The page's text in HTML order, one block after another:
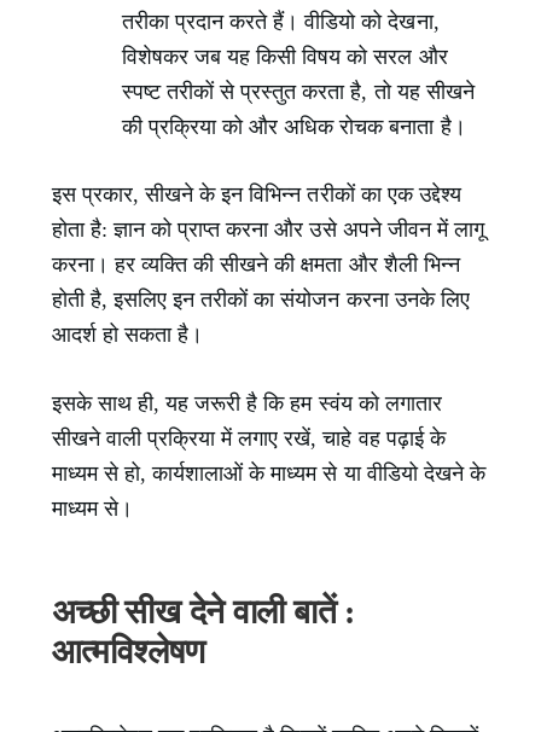
तरीका प्रदान करते हैं। वीडियो को देखना,
विशेषकर जब यह किसी विषय को सरल और
स्पष्ट तरीकों से प्रस्तुत करता है, तो यह सीखने
की प्रक्रिया को और अधिक रोचक बनाता है।
इस प्रकार, सीखने के इन विभिन्न तरीकों का एक उद्देश्य
होता है: ज्ञान को प्राप्त करना और उसे अपने जीवन में लागू
करना। हर व्यक्ति की सीखने की क्षमता और शैली भिन्न
होती है, इसलिए इन तरीकों का संयोजन करना उनके लिए
आदर्श हो सकता है।
इसके साथ ही, यह जरूरी है कि हम स्वंय को लगातार
सीखने वाली प्रक्रिया में लगाए रखें, चाहे वह पढ़ाई के
माध्यम से हो, कार्यशालाओं के माध्यम से या वीडियो देखने के
माध्यम से।
अच्छी सीख देने वाली बातें :
आत्मविश्लेषण